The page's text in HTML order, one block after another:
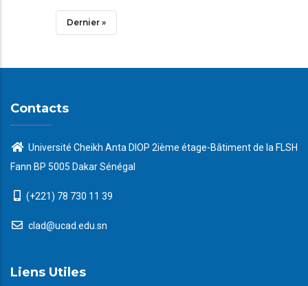
Courante
Dernière
Dernier »
Contacts
Université Cheikh Anta DIOP 2ième étage-Bâtiment de la FLSH
Fann BP 5005 Dakar Sénégal
(+221) 78 730 11 39
clad@ucad.edu.sn
Liens Utiles